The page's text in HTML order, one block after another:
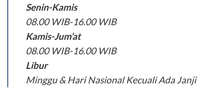
Senin-Kamis
08.00 WIB-16.00 WIB
Kamis-Jum’at
08.00 WIB-16.00 WIB
Libur
Minggu & Hari Nasional Kecuali Ada Janji